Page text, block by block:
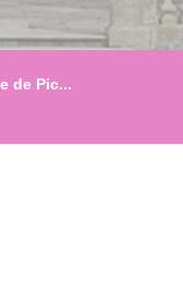
de Pic...